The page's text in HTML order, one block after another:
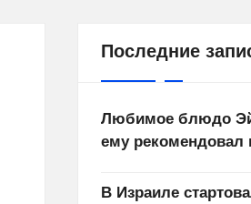
Последние
Любимое блюдо
ему рекомендовал
В Израиле